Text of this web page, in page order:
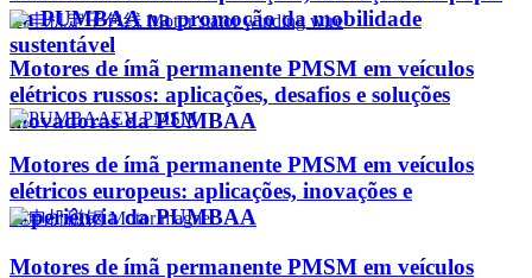
da PUMBAA na promoção da mobilidade
sustentável
Motores de ímã permanente PMSM em veículos
elétricos russos: aplicações, desafios e soluções
inovadoras da PUMBAA
Motores de ímã permanente PMSM em veículos
elétricos europeus: aplicações, inovações e
experiência da PUMBAA
Motores de ímã permanente PMSM em veículos